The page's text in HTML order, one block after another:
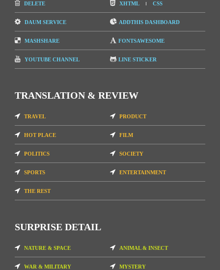
DELETE XHTML CSS
DAUM SERVICE ADDTHIS DASHBOARD
MASHSHARE FONTSAWESOME
YOUTUBE CHANNEL LINE STICKER
TRANSLATION & REVIEW
TRAVEL PRODUCT
HOT PLACE FILM
POLITICS SOCIETY
SPORTS ENTERTAINMENT
THE REST
SURPRISE DETAIL
NATURE & SPACE ANIMAL & INSECT
WAR & MILITARY MYSTERY